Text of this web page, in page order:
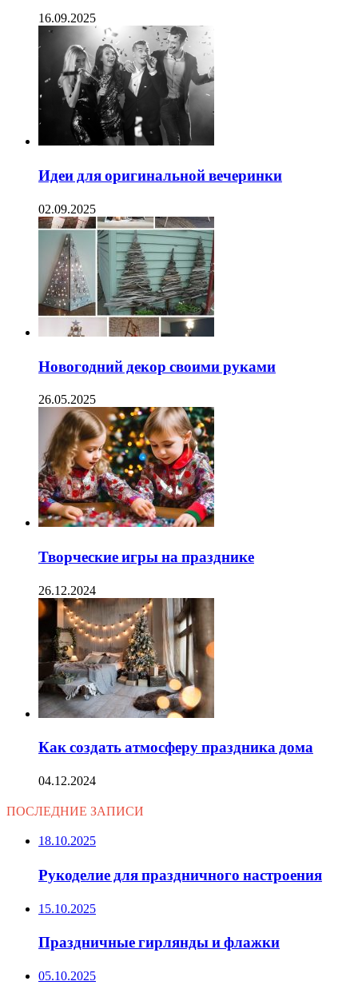
16.09.2025
Идеи для оригинальной вечеринки
02.09.2025
Новогодний декор своими руками
26.05.2025
Творческие игры на празднике
26.12.2024
Как создать атмосферу праздника дома
04.12.2024
ПОСЛЕДНИЕ ЗАПИСИ
18.10.2025
Рукоделие для праздничного настроения
15.10.2025
Праздничные гирлянды и флажки
05.10.2025